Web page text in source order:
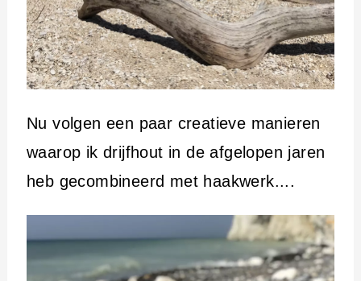
Nu volgen een paar creatieve manieren
waarop ik drijfhout in de afgelopen jaren
heb gecombineerd met haakwerk....